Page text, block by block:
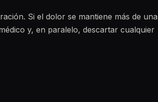
Si el dolor se mantiene más de una
y, en paralelo, descartar cualquier